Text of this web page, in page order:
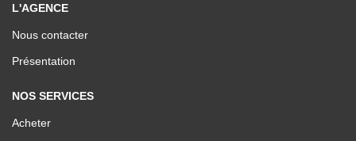
L'AGENCE
Nous contacter
Présentation
NOS SERVICES
Acheter